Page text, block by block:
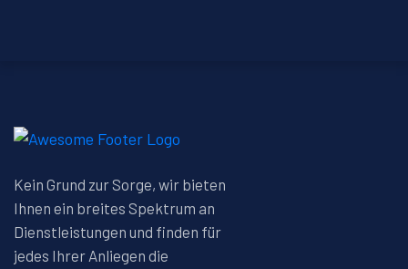
Kein Grund zur Sorge, wir bieten
Ihnen ein breites Spektrum an
Dienstleistungen und finden für
jedes Ihrer Anliegen die